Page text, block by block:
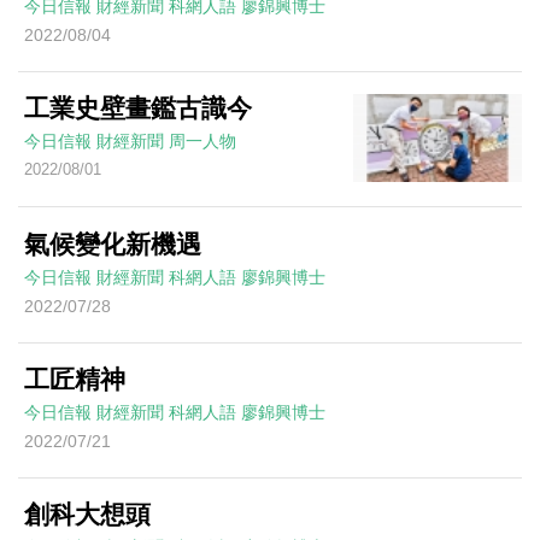
今日信報 財經新聞 科網人語 廖錦興博士
2022/08/04
工業史壁畫鑑古識今
今日信報 財經新聞 周一人物
2022/08/01
氣候變化新機遇
今日信報 財經新聞 科網人語 廖錦興博士
2022/07/28
工匠精神
今日信報 財經新聞 科網人語 廖錦興博士
2022/07/21
創科大想頭